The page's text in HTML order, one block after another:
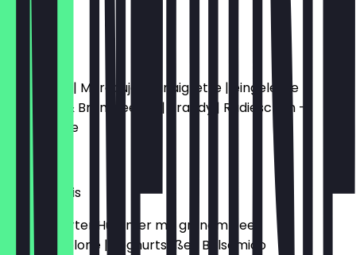
€ 21,00
The Art
Rinderfilet | Maracuja - Vinaigrette | eingelegte
Zwiebeln & Brombeeren | Brandy | Radieschen -
Marmelade
€ 19,00
Smoky Louis
Geräucherter Hummer mit grünem Tee |
Wassermelone | Joghurtsoße | Balsamico